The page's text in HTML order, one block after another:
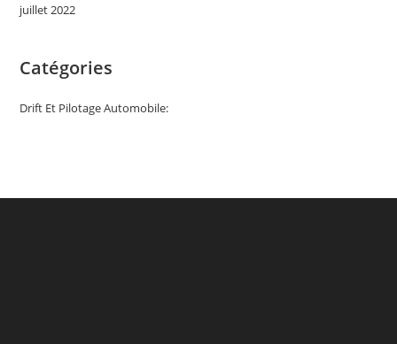
juillet 2022
Catégories
Drift Et Pilotage Automobile: